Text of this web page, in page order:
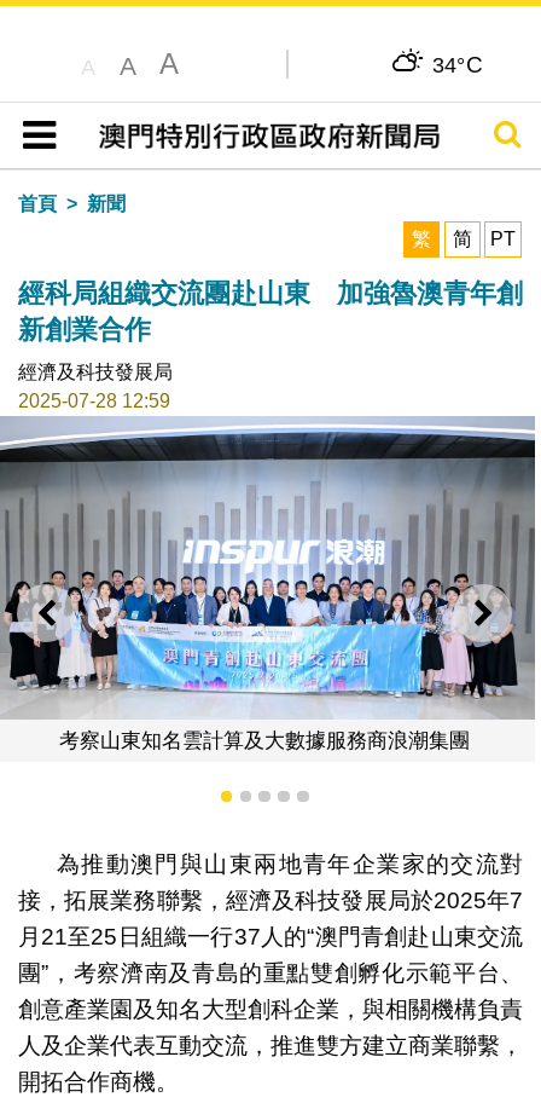
A A A 34°C
目錄
搜尋
首頁
新聞
繁
简 PT
經科局組織交流團赴山東 加強魯澳青年創
新創業合作
經濟及科技發展局
2025-07-28 12:59
上一則 下一
據服務商浪潮集團 舉行魯澳青年
1 2 3 4 5
為推動澳門與山東兩地青年企業家的交流對
接，拓展業務聯繫，經濟及科技發展局於2025年7
月21至25日組織一行37人的“澳門青創赴山東交流
團”，考察濟南及青島的重點雙創孵化示範平台、
創意產業園及知名大型創科企業，與相關機構負責
人及企業代表互動交流，推進雙方建立商業聯繫，
開拓合作商機。